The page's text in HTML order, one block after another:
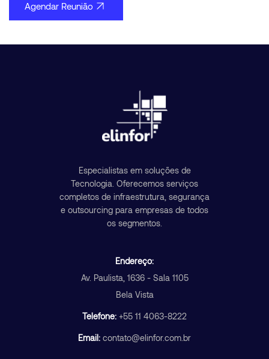
Agendar Reunião
Especialistas em soluções de
Tecnologia. Oferecemos serviços
completos de infraestrutura, segurança
e outsourcing para empresas de todos
os segmentos.
Endereço:
Av. Paulista, 1636 - Sala 1105
Bela Vista
Telefone: +55 11 4063-8222
Email: contato@elinfor.com.br